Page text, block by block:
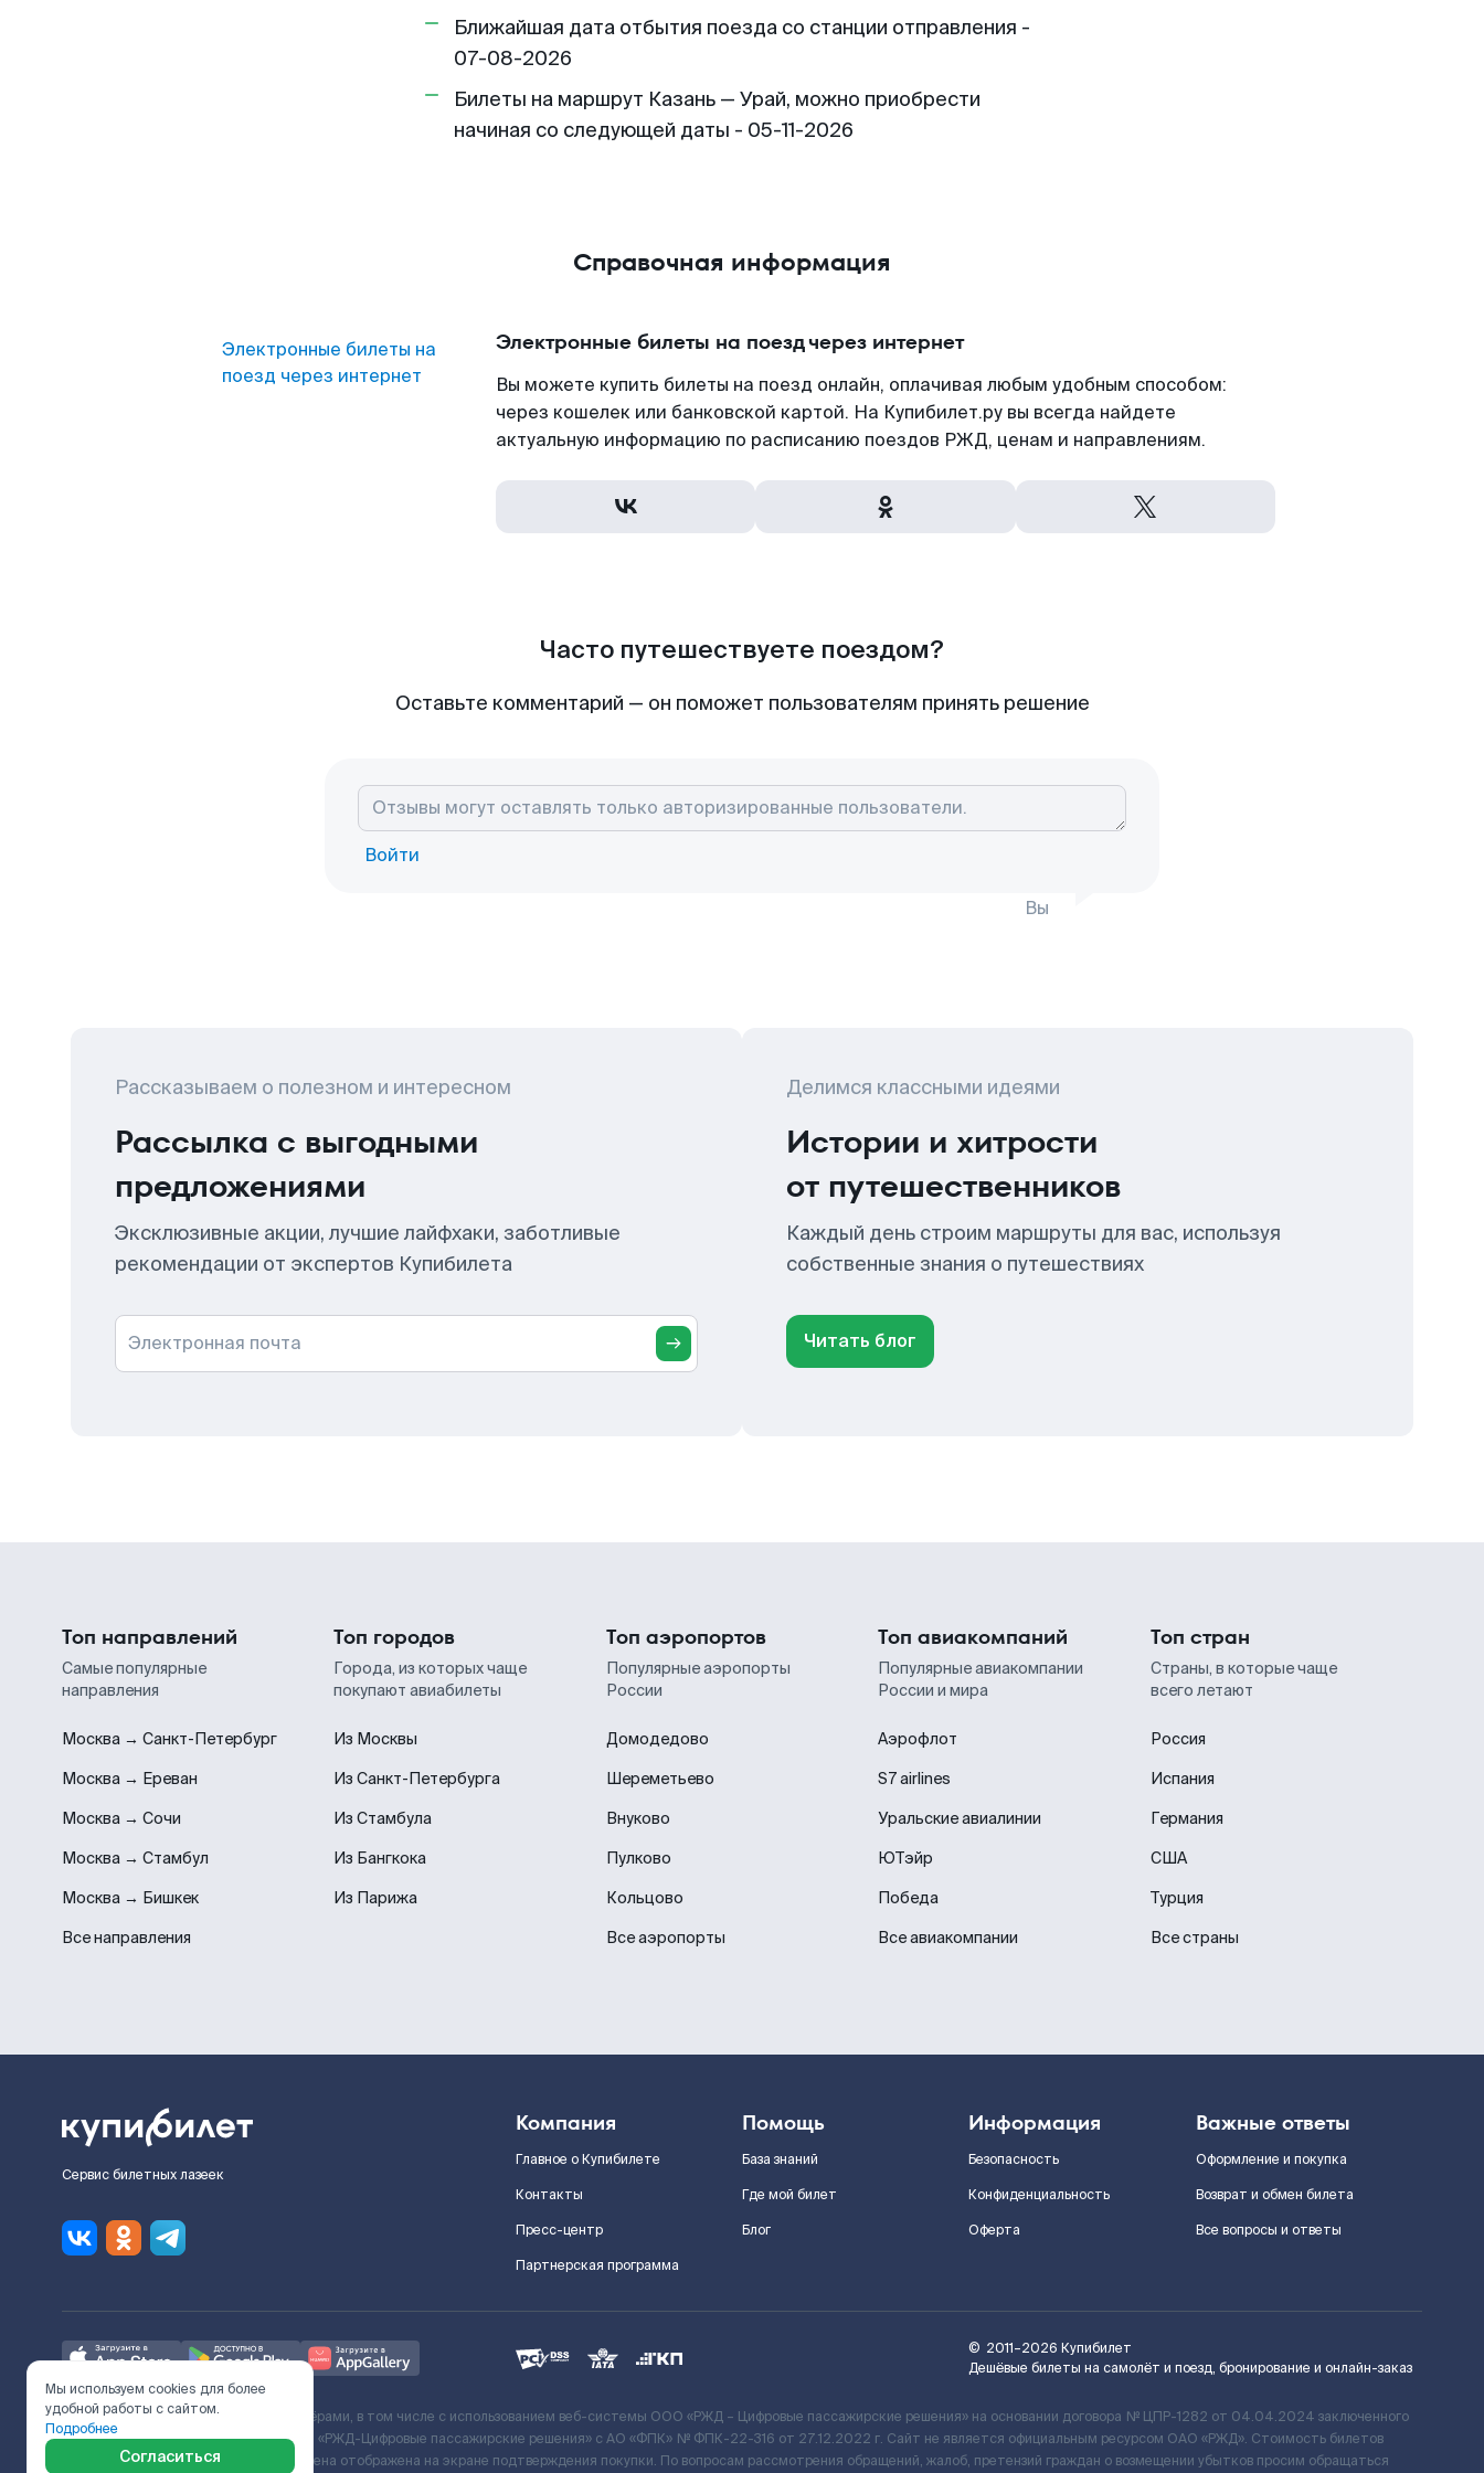
Ближайшая дата отбытия поезда со станции отправления -
07-08-2026
Билеты на маршрут Казань — Урай, можно приобрести
начиная со следующей даты - 05-11-2026
Справочная информация
Электронные билеты на
поезд через интернет
Электронные билеты на поезд через интернет
Вы можете купить билеты на поезд онлайн, оплачивая любым удобным способом:
через кошелек или банковской картой. На Купибилет.ру вы всегда найдете
актуальную информацию по расписанию поездов РЖД, ценам и направлениям.
Часто путешествуете поездом?
Оставьте комментарий — он поможет пользователям принять решение
Войти
Вы
Рассказываем о полезном и интересном
Рассылка с выгодными
предложениями
Эксклюзивные акции, лучшие лайфхаки, заботливые
рекомендации от экспертов Купибилета
Электронная почта
Делимся классными идеями
Истории и хитрости
от путешественников
Каждый день строим маршруты для вас, используя
собственные знания о путешествиях
Читать блог
Топ направлений
Самые популярные
направления
Москва → Санкт-Петербург
Москва → Ереван
Москва → Сочи
Москва → Стамбул
Москва → Бишкек
Все направления
Топ городов
Города, из которых чаще
покупают авиабилеты
Из Москвы
Из Санкт-Петербурга
Из Стамбула
Из Бангкока
Из Парижа
Топ аэропортов
Популярные аэропорты
России
Домодедово
Шереметьево
Внуково
Пулково
Кольцово
Все аэропорты
Топ авиакомпаний
Популярные авиакомпании
России и мира
Аэрофлот
S7 airlines
Уральские авиалинии
ЮТэйр
Победа
Все авиакомпании
Топ стран
Страны, в которые чаще
всего летают
Россия
Испания
Германия
США
Турция
Все страны
Сервис билетных лазеек
Компания
Главное о Купибилете
Контакты
Пресс-центр
Партнерская программа
Помощь
База знаний
Где мой билет
Блог
Информация
Безопасность
Конфиденциальность
Оферта
Важные ответы
Оформление и покупка
Возврат и обмен билета
Все вопросы и ответы
© 2011–2026 Купибилет
Дешёвые билеты на самолёт и поезд, бронирование и онлайн-заказ
Ж/Д билеты предоставляются партнёрами, в том числе с использованием веб-системы ООО «РЖД – Цифровые пассажирские решения» на основании договора № ЦПР-1282 от 04.04.2024 заключенного
с Поставщиком услуг и Договора ООО «РЖД-Цифровые пассажирские решения» c АО «ФПК» № ФПК-22-316 от 27.12.2022 г. Сайт не является официальным ресурсом ОАО «РЖД». Стоимость билетов
включает сервисный сбор. Итоговая цена отображена на экране подтверждения покупки. По вопросам рассмотрения обращений, жалоб, претензий граждан о возмещении убытков просим обращаться
Мы используем cookies для более
удобной работы с сайтом.
Подробнее
Согласиться